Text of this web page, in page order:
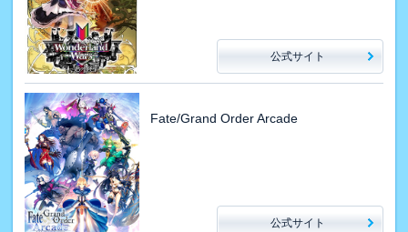
公式サイト
Fate/Grand Order Arcade
公式サイト